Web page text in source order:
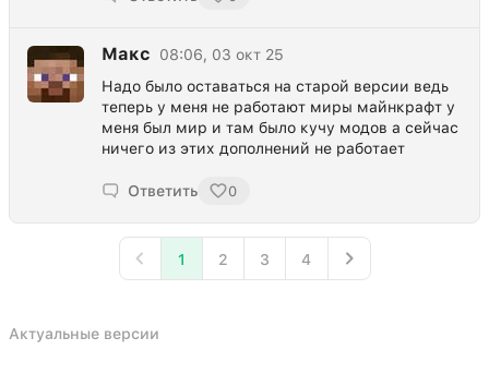
Макс
08:06, 03 окт 25
Надо было оставаться на старой версии ведь
теперь у меня не работают миры майнкрафт у
меня был мир и там было кучу модов а сейчас
ничего из этих дополнений не работает
Ответить 0
1 2 3 4
Актуальные версии